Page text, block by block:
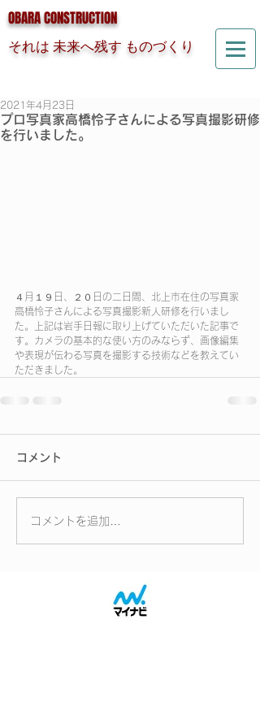
OBARA CONSTRUCTION
それは 未来へ残す ものづくり
プロ写真家高橋怜子さんによる写真撮影研修
を行いました。
2021年4月23日
４月１９日、２０日の二日間、北上市在住の写真家
高橋怜子さんによる写真撮影新人研修を行いまし
た。上記は岩手日報に取り上げていただいた記事で
す。カメラの基本的な使い方のみならず、画像編集
や表現が伝わる写真を撮影する技術などを教えてい
ただきました。
コメント
コメントを追加…